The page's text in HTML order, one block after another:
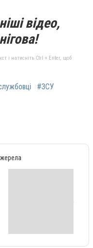
відео,
і натисніть Ctrl + Enter, щоб
#ЗСУ